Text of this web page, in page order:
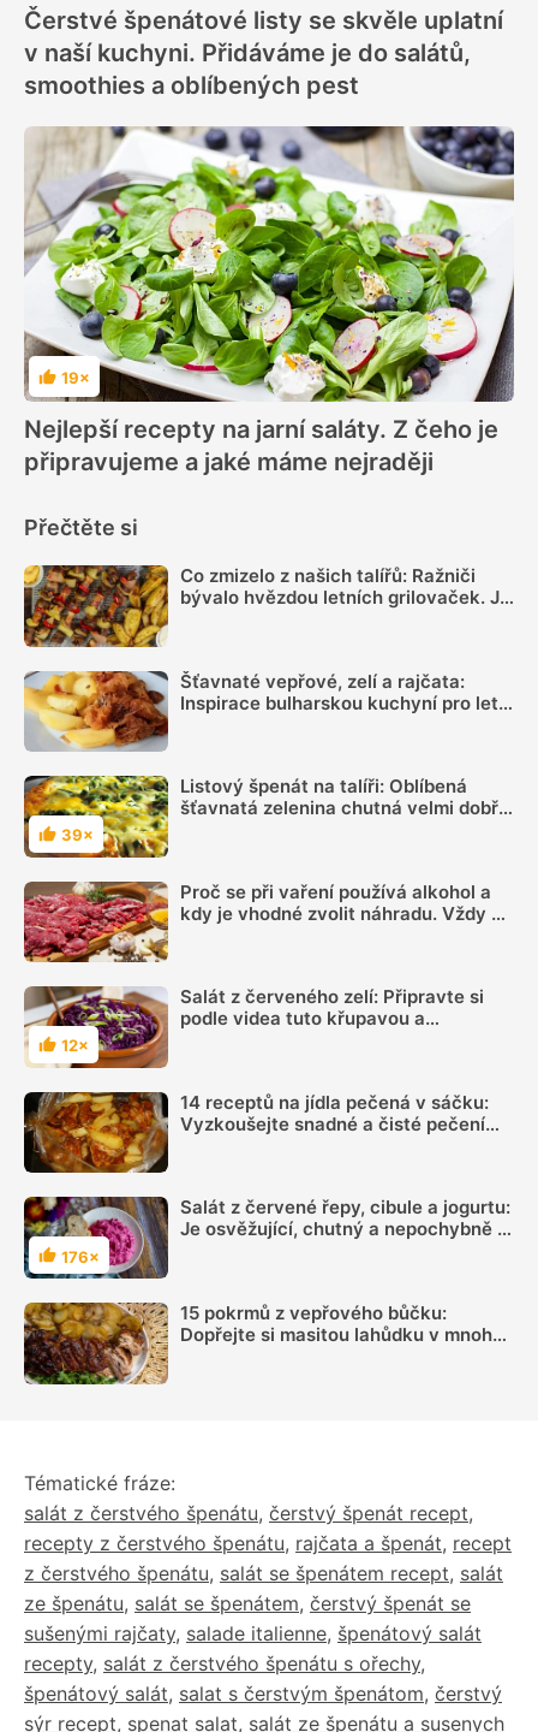
Čerstvé špenátové listy se skvěle uplatní
v naší kuchyni. Přidáváme je do salátů,
smoothies a oblíbených pest
Hodnocení
19×
Nejlepší recepty na jarní saláty. Z čeho je
připravujeme a jaké máme nejraději
Přečtěte si
Co zmizelo z našich talířů: Ražniči
bývalo hvězdou letních grilovaček. Je
Šťavnaté vepřové, zelí a rajčata:
Inspirace bulharskou kuchyní pro letní
Hodnocení
39×
Listový špenát na talíři: Oblíbená
šťavnatá zelenina chutná velmi dobře
Proč se při vaření používá alkohol a
kdy je vhodné zvolit náhradu. Vždy se
Hodnocení
12×
Salát z červeného zelí: Připravte si
podle videa tuto křupavou a
14 receptů na jídla pečená v sáčku:
Vyzkoušejte snadné a čisté pečení
Hodnocení
176×
Salát z červené řepy, cibule a jogurtu:
Je osvěžující, chutný a nepochybně i
15 pokrmů z vepřového bůčku:
Dopřejte si masitou lahůdku v mnoha
Tématické fráze:
salát z čerstvého špenátu, čerstvý špenát recept,
recepty z čerstvého špenátu, rajčata a špenát, recept
z čerstvého špenátu, salát se špenátem recept, salát
ze špenátu, salát se špenátem, čerstvý špenát se
sušenými rajčaty, salade italienne, špenátový salát
recepty, salát z čerstvého špenátu s ořechy,
špenátový salát, salat s čerstvým špenátom, čerstvý
sýr recept, spenat salat, salát ze špenátu a susenych